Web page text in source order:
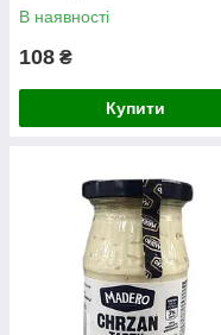
В наявності
108 ₴
Купити